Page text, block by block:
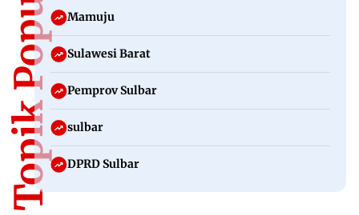
Topik Populer Mamuju
Sulawesi Barat
Pemprov Sulbar
sulbar
DPRD Sulbar